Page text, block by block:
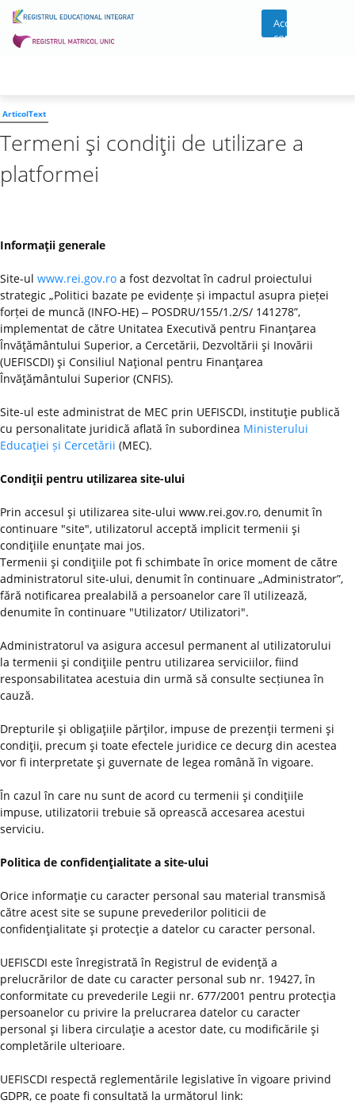
Acces
cont
ArticolText
Termeni şi condiţii de utilizare a
platformei
Informaţii generale
Site-ul www.rei.gov.ro a fost dezvoltat în cadrul proiectului
strategic „Politici bazate pe evidențe și impactul asupra pieței
forței de muncă (INFO-HE) ‒ POSDRU/155/1.2/S/ 141278”,
implementat de către Unitatea Executivă pentru Finanţarea
Învăţământului Superior, a Cercetării, Dezvoltării şi Inovării
(UEFISCDI) şi Consiliul Naţional pentru Finanţarea
Învăţământului Superior (CNFIS).
Site-ul este administrat de MEC prin UEFISCDI, instituţie publică
cu personalitate juridică aflată în subordinea Ministerului
Educaţiei și Cercetării (MEC).
Condiţii pentru utilizarea site-ului
Prin accesul şi utilizarea site-ului www.rei.gov.ro, denumit în
continuare "site", utilizatorul acceptă implicit termenii şi
condiţiile enunţate mai jos.
Termenii şi condiţiile pot fi schimbate în orice moment de către
administratorul site-ului, denumit în continuare „Administrator”,
fără notificarea prealabilă a persoanelor care îl utilizează,
denumite în continuare "Utilizator/ Utilizatori".
Administratorul va asigura accesul permanent al utilizatorului
la termenii şi condiţiile pentru utilizarea serviciilor, fiind
responsabilitatea acestuia din urmă să consulte secțiunea în
cauză.
Drepturile şi obligaţiile părţilor, impuse de prezenţii termeni şi
condiţii, precum şi toate efectele juridice ce decurg din acestea
vor fi interpretate şi guvernate de legea română în vigoare.
În cazul în care nu sunt de acord cu termenii şi condiţiile
impuse, utilizatorii trebuie să oprească accesarea acestui
serviciu.
Politica de confidenţialitate a site-ului
Orice informaţie cu caracter personal sau material transmisă
către acest site se supune prevederilor politicii de
confidenţialitate şi protecţie a datelor cu caracter personal.
UEFISCDI este înregistrată în Registrul de evidenţă a
prelucrărilor de date cu caracter personal sub nr. 19427, în
conformitate cu prevederile Legii nr. 677/2001 pentru protecţia
persoanelor cu privire la prelucrarea datelor cu caracter
personal şi libera circulaţie a acestor date, cu modificările şi
completările ulterioare.
UEFISCDI respectă reglementările legislative în vigoare privind
GDPR, ce poate fi consultată la următorul link: